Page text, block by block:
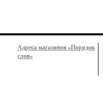
Адреса магазинов «Порядок
слов»